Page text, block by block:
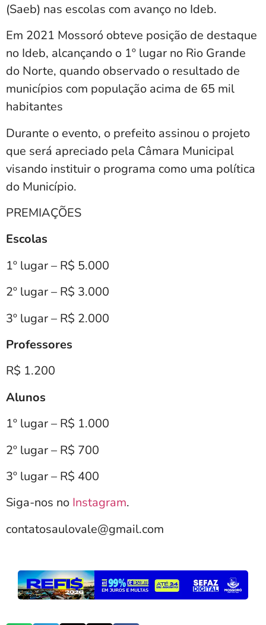
(Saeb) nas escolas com avanço no Ideb.
Em 2021 Mossoró obteve posição de destaque
no Ideb, alcançando o 1º lugar no Rio Grande
do Norte, quando observado o resultado de
municípios com população acima de 65 mil
habitantes
Durante o evento, o prefeito assinou o projeto
que será apreciado pela Câmara Municipal
visando instituir o programa como uma política
do Município.
PREMIAÇÕES
Escolas
1º lugar – R$ 5.000
2º lugar – R$ 3.000
3º lugar – R$ 2.000
Professores
R$ 1.200
Alunos
1º lugar – R$ 1.000
2º lugar – R$ 700
3º lugar – R$ 400
Siga-nos no Instagram.
contatosaulovale@gmail.com